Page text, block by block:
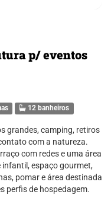
p/ eventos
12 banheiros
grandes, camping, retiros
com a natureza.
com redes e uma área
espaço gourmet,
pomar e área destinada
perfis de hospedagem.